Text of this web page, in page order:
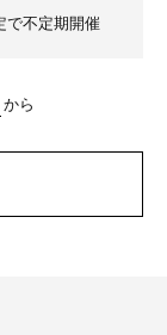
で不定期開催
から